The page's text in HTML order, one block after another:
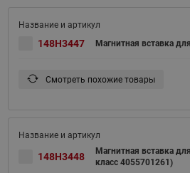
148H3447 Магнитная вставка
Смотреть похожие товары
148H3448
Магнитная вставка
класс 4055701261)